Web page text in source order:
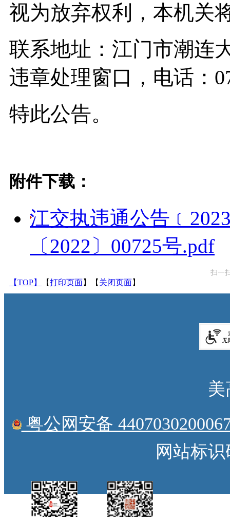
视为放弃权利，本机关
联系地址：江门市潮连
违章处理窗口，电话：
特此公告。
附件下载：
江交执违通公告
〔2022〕00725号.pdf
扫一
【TOP】 【打印页面】【 关闭页面】
美
粤公网安备
网站标识